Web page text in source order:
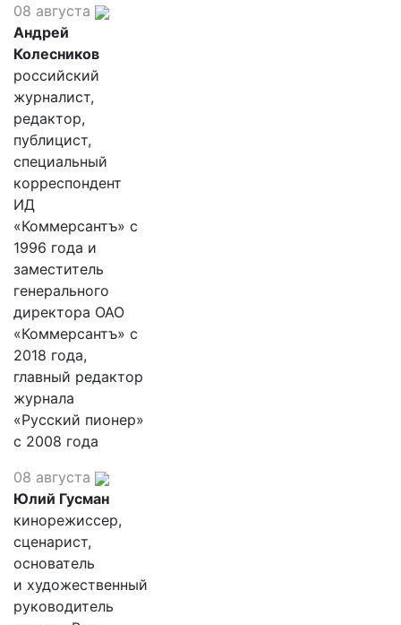
08 августа
Андрей
Колесников
российский
журналист,
редактор,
публицист,
специальный
корреспондент
ИД
«Коммерсантъ» с
1996 года и
заместитель
генерального
директора ОАО
«Коммерсантъ» с
2018 года,
главный редактор
журнала
«Русский пионер»
с 2008 года
08 августа
Юлий Гусман
кинорежиссер,
сценарист,
основатель
и художественный
руководитель